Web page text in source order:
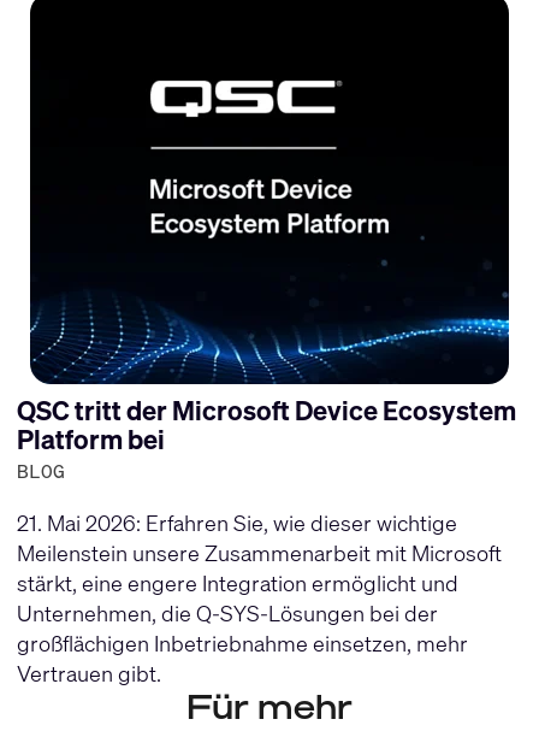
QSC tritt der Microsoft Device Ecosystem
Platform bei
BLOG
21. Mai 2026: Erfahren Sie, wie dieser wichtige
Meilenstein unsere Zusammenarbeit mit Microsoft
stärkt, eine engere Integration ermöglicht und
Unternehmen, die Q-SYS-Lösungen bei der
großflächigen Inbetriebnahme einsetzen, mehr
Vertrauen gibt.
Für mehr